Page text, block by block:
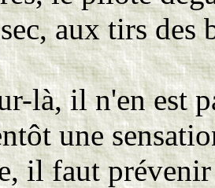
aux tirs des
là, il n'en est
une
il faut